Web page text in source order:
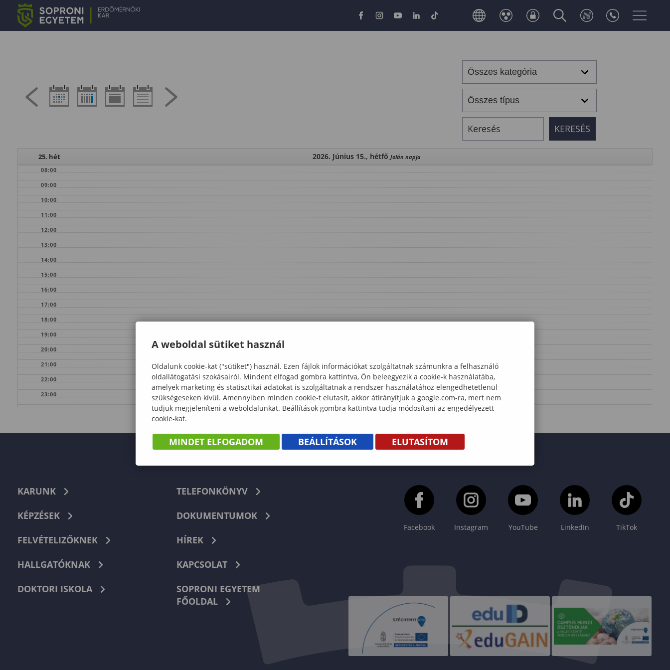
25. hét 2026. Június 15., hétfő Jolán napja
08:00
09:00
10:00
11:00
12:00
13:00
14:00
15:00
16:00
17:00
18:00
19:00
20:00
21:00
22:00
23:00
KARUNK
KÉPZÉSEK
FELVÉTELIZŐKNEK
HALLGATÓKNAK
DOKTORI ISKOLA
TELEFONKÖNYV
DOKUMENTUMOK
HÍREK
KAPCSOLAT
SOPRONI EGYETEM
FŐOLDAL
Facebook Instagram YouTube LinkedIn TikTok
A weboldal sütiket használ
Oldalunk cookie-kat ("sütiket") használ. Ezen fájlok információkat szolgáltatnak számunkra a felhasználó
oldallátogatási szokásairól. Mindent elfogad gombra kattintva, Ön beleegyezik a cookie-k használatába,
amelyek marketing és statisztikai adatokat is szolgáltatnak a rendszer használatához elengedhetetlenül
szükségeseken kívül. Amennyiben minden cookie-t elutasít, akkor átirányítjuk a google.com-ra, mert nem
tudjuk megjeleníteni a weboldalunkat. Beállítások gombra kattintva tudja módosítani az engedélyezett
cookie-kat.
MINDET ELFOGADOM BEÁLLÍTÁSOK ELUTASÍTOM